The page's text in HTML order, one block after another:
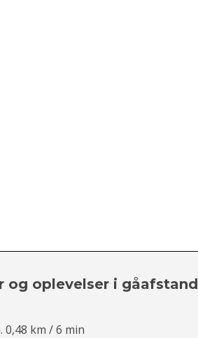
og oplevelser i gåafstand
0,48 km / 6 min